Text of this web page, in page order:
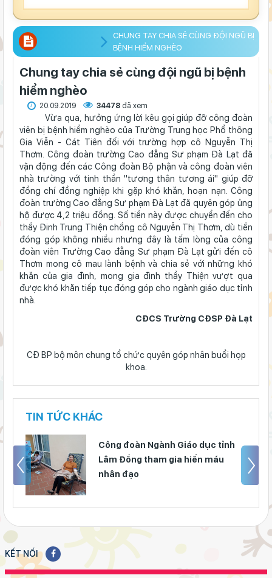
CHUNG TAY CHIA SẺ CÙNG ĐỘI NGŨ BỊ
BỆNH HIỂM NGHÈO
Chung tay chia sẻ cùng đội ngũ bị bệnh
hiểm nghèo
20.09.2019 34478 đã xem
Vừa qua, hưởng ứng lời kêu gọi giúp đỡ công đoàn
viên bị bệnh hiểm nghèo của Trường Trung học Phổ thông
Gia Viễn - Cát Tiên đối với trường hợp cô Nguyễn Thị
Thơm. Công đoàn trường Cao đẳng Sư phạm Đà Lạt đã
vận động đến các Công đoàn Bộ phận và công đoàn viên
nhà trường với tinh thần "tương thân tương ái" giúp đỡ
đồng chí đồng nghiệp khi gặp khó khăn, hoạn nạn. Công
đoàn trường Cao đẳng Sư phạm Đà Lạt đã quyên góp ủng
hộ được 4,2 triệu đồng. Số tiền này được chuyển đến cho
thầy Đinh Trung Thiện chồng cô Nguyễn Thị Thơm, dù tiền
đóng góp không nhiều nhưng đây là tấm lòng của công
đoàn viên Trường Cao đẳng Sư phạm Đà Lạt gửi đến cô
Thơm mong cô mau lành bệnh và chia sẻ với những khó
khăn của gia đình, mong gia đình thầy Thiện vượt qua
được khó khăn tiếp tục đóng góp cho ngành giáo dục tỉnh
nhà.
CĐCS Trường CĐSP Đà Lạt
CĐ BP bộ môn chung tổ chức quyên góp nhân buổi họp
khoa.
TIN TỨC KHÁC
Công đoàn Ngành Giáo dục tỉnh
Lâm Đồng tham gia hiến máu
nhân đạo
KẾT NỐI